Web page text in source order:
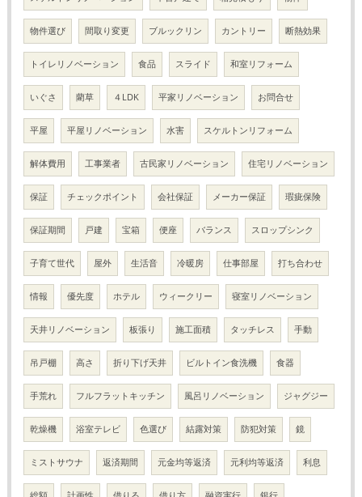
物件選び 間取り変更 ブルックリン カントリー 断熱効果
トイレリノベーション 食品 スライド 和室リフォーム
いぐさ 藺草 ４LDK 平家リノベーション お問合せ
平屋 平屋リノベーション 水害 スケルトンリフォーム
解体費用 工事業者 古民家リノベーション 住宅リノベーション
保証 チェックポイント 会社保証 メーカー保証 瑕疵保険
保証期間 戸建 宝箱 便座 バランス スロップシンク
子育て世代 屋外 生活音 冷暖房 仕事部屋 打ち合わせ
情報 優先度 ホテル ウィークリー 寝室リノベーション
天井リノベーション 板張り 施工面積 タッチレス 手動
吊戸棚 高さ 折り下げ天井 ビルトイン食洗機 食器
手荒れ フルフラットキッチン 風呂リノベーション ジャグジー
乾燥機 浴室テレビ 色選び 結露対策 防犯対策 鏡
ミストサウナ 返済期間 元金均等返済 元利均等返済 利息